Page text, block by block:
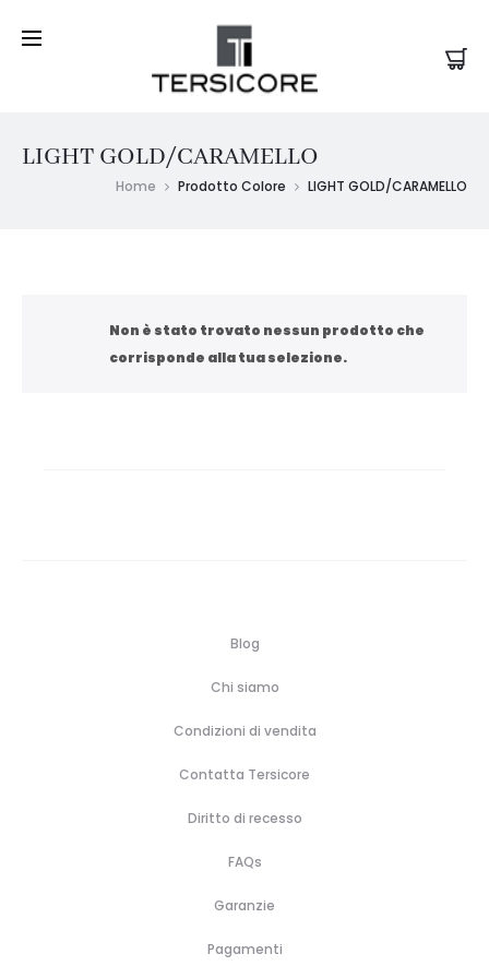
LIGHT GOLD/CARAMELLO
Home Prodotto Colore LIGHT GOLD/CARAMELLO
Non è stato trovato nessun prodotto che
corrisponde alla tua selezione.
Blog
Chi siamo
Condizioni di vendita
Contatta Tersicore
Diritto di recesso
FAQs
Garanzie
Pagamenti